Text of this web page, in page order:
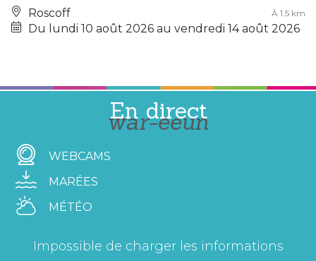
Roscoff À 1.5 km
Du lundi 10 août 2026 au vendredi 14 août 2026
En direct
war-eeun
WEBCAMS
MARÉES
MÉTÉO
Impossible de charger les informations